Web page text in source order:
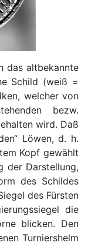
das altbekannte
Schild (weiß =
welcher von
bezw.
wird. Daß
Löwen, d. h.
Kopf gewählt
der Darstellung,
des Schildes
des Fürsten
die
blicken. Den
Turniershelm